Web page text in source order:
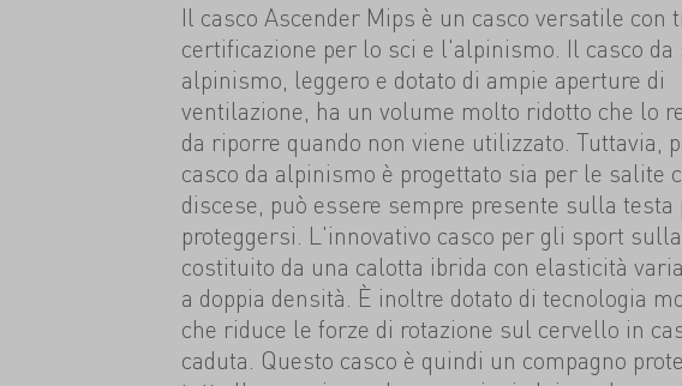
Il casco Ascender Mips è un casco versatile con
certificazione per lo sci e l'alpinismo. Il casco da
alpinismo, leggero e dotato di ampie aperture di
ventilazione, ha un volume molto ridotto che lo
da riporre quando non viene utilizzato. Tuttavia,
casco da alpinismo è progettato sia per le salite
discese, può essere sempre presente sulla testa
proteggersi. L'innovativo casco per gli sport
costituito da una calotta ibrida con elasticità
a doppia densità. È inoltre dotato di tecnologia
che riduce le forze di rotazione sul cervello in
caduta. Questo casco è quindi un compagno